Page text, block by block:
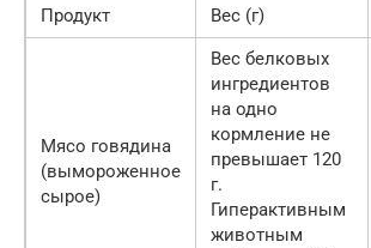
Продукт Вес (г)
Мясо говядина
(вымороженное
сырое)
Вес белковых
ингредиентов
на одно
кормление не
превышает 120
г.
Гиперактивным
животным